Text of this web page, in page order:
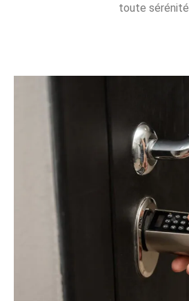
toute sérénité.